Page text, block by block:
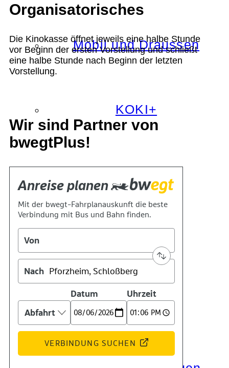
Mobil und Draussen
KOKI+
Das Team
Organisatorisches
Die Kinokasse öffnet jeweils eine halbe Stunde
vor Beginn der ersten Vorstellung und schließt
eine halbe Stunde nach Beginn der letzten
Vorstellung.
Wir sind Partner von
bwegtPlus!